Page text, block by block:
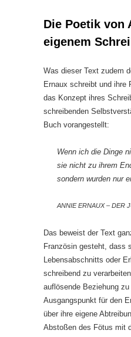
Die Poetik von
eigenem
Was dieser Text zudem
Ernaux schreibt und ihre
das Konzept ihres
schreibenden
Buch vorangestellt:
Wenn ich die Dinge
sie nicht zu ihrem
sondern wurden nur
ANNIE ERNAUX – DER
Das beweist der Text
Französin gesteht, dass
Lebensabschnitts oder
schreibend zu
auflösende Beziehung
Ausgangspunkt für den
über ihre eigene
Abstoßen des Fötus mit